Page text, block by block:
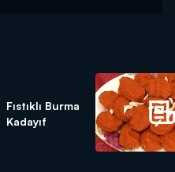
Fıstıklı Burma
Kadayıf